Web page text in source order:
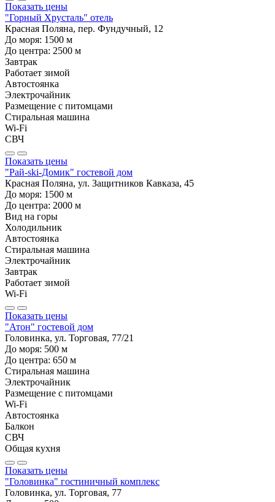
Показать цены
"Горный Хрусталь" отель
Красная Поляна, пер. Фундучный, 12
До моря: 1500 м
До центра: 2500 м
Завтрак
Работает зимой
Автостоянка
Электрочайник
Размещение с питомцами
Стиральная машина
Wi-Fi
СВЧ
Показать цены
"Рай-ski-Домик" гостевой дом
Красная Поляна, ул. Защитников Кавказа, 45
До моря: 1500 м
До центра: 2000 м
Вид на горы
Холодильник
Автостоянка
Стиральная машина
Электрочайник
Завтрак
Работает зимой
Wi-Fi
Показать цены
"Атон" гостевой дом
Головинка, ул. Торговая, 77/21
До моря: 500 м
До центра: 650 м
Стиральная машина
Электрочайник
Размещение с питомцами
Wi-Fi
Автостоянка
Балкон
СВЧ
Общая кухня
Показать цены
"Головинка" гостиничный комплекс
Головинка, ул. Торговая, 77